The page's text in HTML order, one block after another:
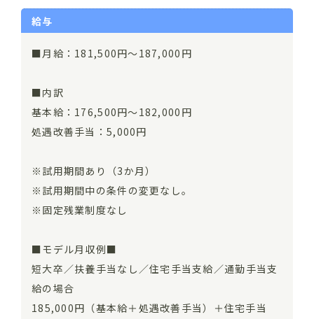
給与
■月給：181,500円〜187,000円
■内訳
基本給：176,500円〜182,000円
処遇改善手当：5,000円
※試用期間あり（3か月）
※試用期間中の条件の変更なし。
※固定残業制度なし
■モデル月収例■
短大卒／扶養手当なし／住宅手当支給／通勤手当支
給の場合
185,000円（基本給＋処遇改善手当）＋住宅手当